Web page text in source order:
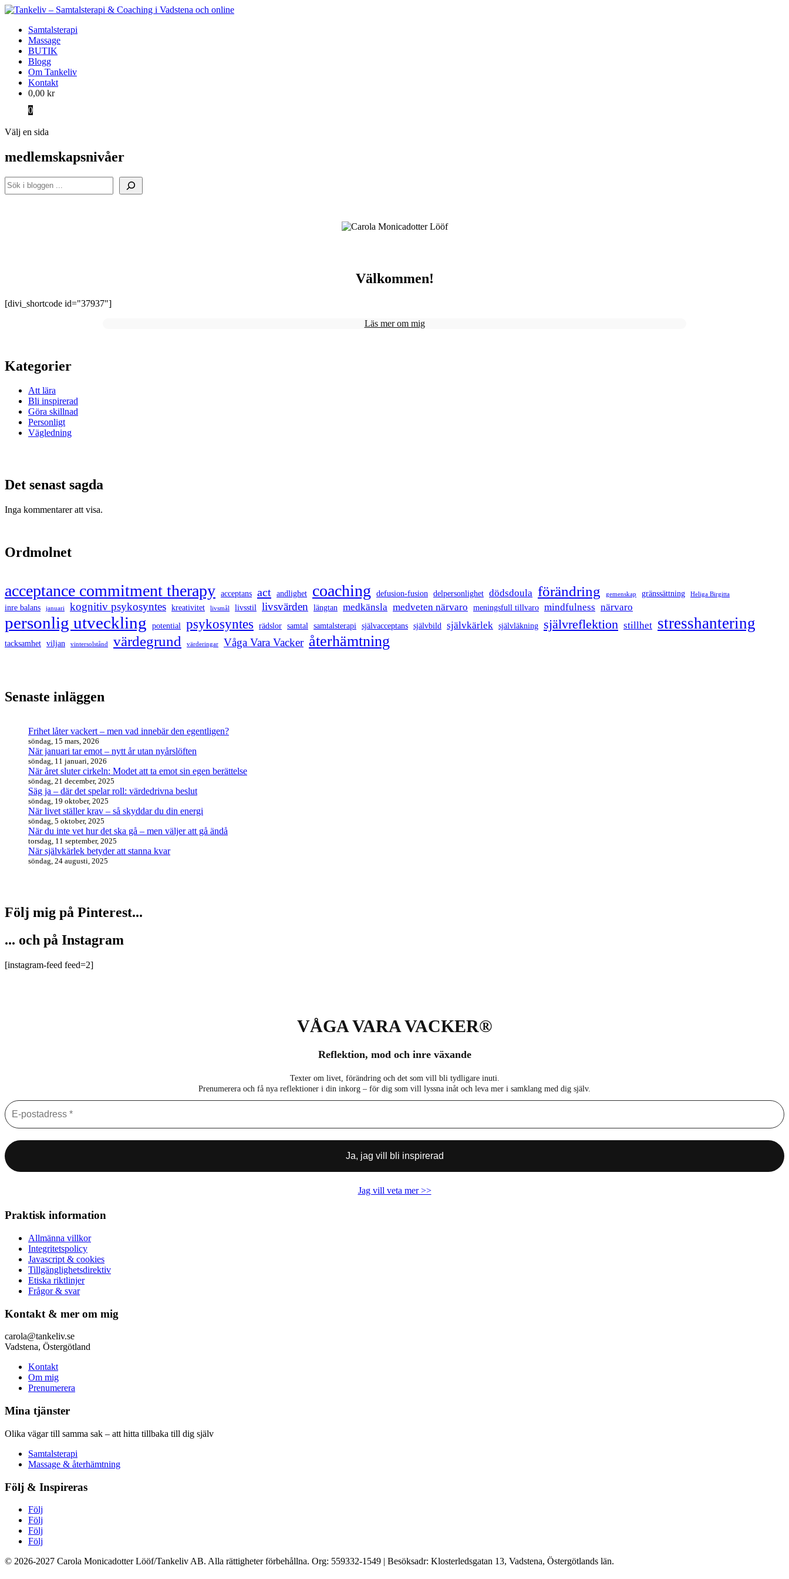
Samtalsterapi
Massage
BUTIK
Blogg
Om Tankeliv
Kontakt
0,00 kr
0
Välj en sida
medlemskapsnivåer
Sök
Välkommen!
[divi_shortcode id="37937"]
Läs mer om mig
Kategorier
Att lära
Bli inspirerad
Göra skillnad
Personligt
Vägledning
Det senast sagda
Inga kommentarer att visa.
Ordmolnet
acceptance commitment therapy acceptans act andlighet coaching defusion-fusion delpersonlighet dödsdoula förändring gemenskap gränssättning Heliga Birgitta
inre balans januari kognitiv psykosyntes kreativitet livsmål livsstil livsvärden längtan medkänsla medveten närvaro meningsfull tillvaro mindfulness närvaro
personlig utveckling potential psykosyntes rädslor samtal samtalsterapi självacceptans självbild självkärlek självläkning självreflektion stillhet stresshantering
tacksamhet viljan vintersolstånd värdegrund värderingar Våga Vara Vacker återhämtning
Senaste inläggen
Frihet låter vackert – men vad innebär den egentligen?
söndag, 15 mars, 2026
När januari tar emot – nytt år utan nyårslöften
söndag, 11 januari, 2026
När året sluter cirkeln: Modet att ta emot sin egen berättelse
söndag, 21 december, 2025
Säg ja – där det spelar roll: värdedrivna beslut
söndag, 19 oktober, 2025
När livet ställer krav – så skyddar du din energi
söndag, 5 oktober, 2025
När du inte vet hur det ska gå – men väljer att gå ändå
torsdag, 11 september, 2025
När självkärlek betyder att stanna kvar
söndag, 24 augusti, 2025
Följ mig på Pinterest...
... och på Instagram
[instagram-feed feed=2]
VÅGA VARA VACKER®
Reflektion, mod och inre växande
Texter om livet, förändring och det som vill bli tydligare inuti.
Prenumerera och få nya reflektioner i din inkorg – för dig som vill lyssna inåt och leva mer i samklang med dig själv.
Jag vill veta mer >>
Praktisk information
Allmänna villkor
Integritetspolicy
Javascript & cookies
Tillgänglighetsdirektiv
Etiska riktlinjer
Frågor & svar
Kontakt & mer om mig
carola@tankeliv.se
Vadstena, Östergötland
Kontakt
Om mig
Prenumerera
Mina tjänster
Olika vägar till samma sak – att hitta tillbaka till dig själv
Samtalsterapi
Massage & återhämtning
Följ & Inspireras
Följ
Följ
Följ
Följ
© 2026-2027 Carola Monicadotter Lööf/Tankeliv AB. Alla rättigheter förbehållna. Org: 559332-1549 | Besöksadr: Klosterledsgatan 13, Vadstena, Östergötlands län.